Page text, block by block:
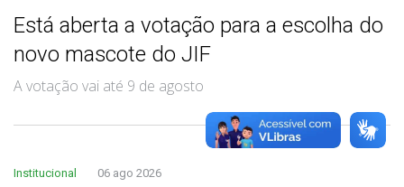
Está aberta a votação para a escolha do
novo mascote do JIF
A votação vai até 9 de agosto
Institucional 06 ago 2026